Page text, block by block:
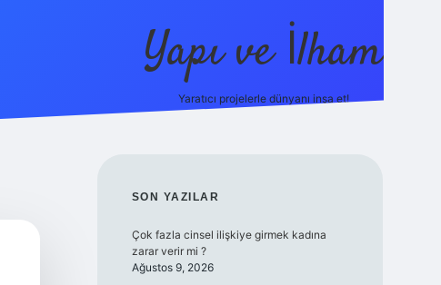
Yapı ve İlham
Yaratıcı projelerle dünyanı inşa et!
SIDEBAR
SON YAZILAR
Çok fazla cinsel ilişkiye girmek kadına
zarar verir mi ?
Ağustos 9, 2026